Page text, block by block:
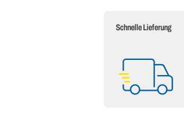
Schnelle Lieferung